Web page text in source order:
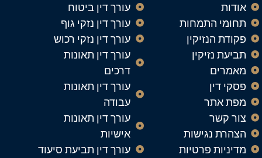
אודות
תחומי התמחות
פקודת הנזיקין
תביעת נזיקין
מאמרים
פסקי דין
מפת אתר
צור קשר
הצהרת נגישות
מדיניות פרטיות
עורך דין ביטוח
עורך דין נזקי גוף
עורך דין נזקי רכוש
עורך דין תאונות
דרכים
עורך דין תאונות
עבודה
עורך דין תאונות
אישיות
עורך דין תביעת סיעוד